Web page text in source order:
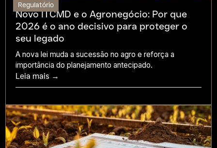
Regulatório
Novo ITCMD e o Agronegócio: Por que
2026 é o ano decisivo para proteger o
seu legado
A nova lei muda a sucessão no agro e reforça a
importância do planejamento antecipado.
Leia mais →